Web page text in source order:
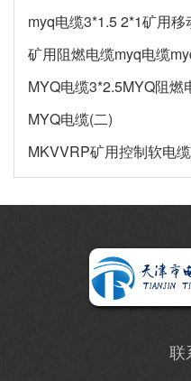
myq电缆3*1.5 2*1矿用
矿用阻燃电缆myq电缆
MYQ电缆3*2.5MYQ阻燃
MYQ电缆(二)
MKVVRP矿用控制软电
联